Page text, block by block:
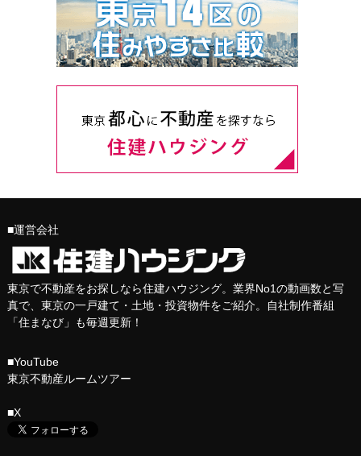
■運営会社
東京で不動産をお探しなら住建ハウジング。業界No1の動画数と写
真で、東京の一戸建て・土地・投資物件をご紹介。自社制作番組
「住まなび」も毎週更新！
■YouTube
東京不動産ルームツアー
■X